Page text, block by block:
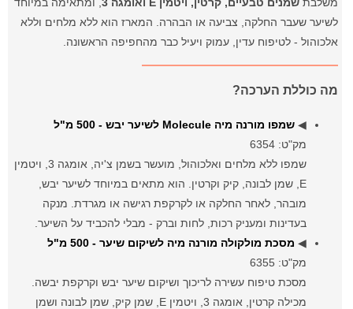
לשיער שעבר החלקה, צביעה או הבהרה. המארז הוא ללא מלחים וללא
אלכוהול - לטיפוח עדין, עמוק ויעיל כבר מהחפיפה הראשונה.
מה כוללת הערכה?
◀שמפו מורנה מיה Molecule לשיער יבש - 500 מ"ל
מק"ט: 6354
שמפו ללא מלחים ואלכוהול, מועשר בשמן צ'יה, אומגה 3, ויטמין
E, שמן לבונה, קיק וקרטין. הוא מתאים במיוחד לשיער יבש,
מובהר, לאחר החלקה או לקרקפת רגישה או מגרדת. מנקה
בעדינות ומעניק רכות, לחות וברק - מבלי להכביד על השיער.
◀ מסכת מולקולה מורנה מיה לשיקום שיער - 500 מ"ל
מק"ט: 6355
מסכת טיפוח עשירה לריכוך ושיקום שיער יבש וקרקפת יבשה.
מכילה קרטין, אומגה 3, ויטמין E, שמן קיק, שמן לבונה ושמן